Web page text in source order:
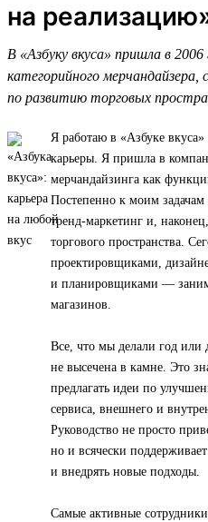
на
В «Азбуку вкуса» пришла в
категорийного мерчандайзера,
по развитию торговых
Я работаю в «Азбуке
карьеры. Я пришла в
мерчандайзинга как
Постепенно к моим задачам
тренд-маркетинг и,
торгового пространства.
проектировщиками,
и планировщиками —
магазинов.
Все, что мы делали год или
не высечена в камне. Это
предлагать идеи по
сервиса, внешнего и
Руководство не просто
но и всячески
и внедрять новые подходы.
Самые активные